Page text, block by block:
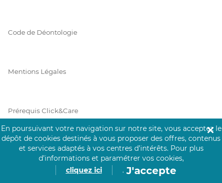
Code de Déontologie
Mentions Légales
Prérequis Click&Care
Protection des Données
En poursuivant votre navigation sur notre site, vous acceptez le
dépôt de cookies destinés à vous proposer des offres, contenus
et services adaptés à vos centres d’intérêts. Pour plus
d’informations et paramétrer vos cookies,
cliquez ici
. J'accepte
✕